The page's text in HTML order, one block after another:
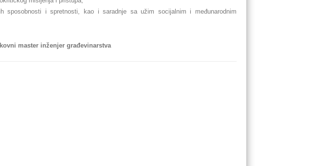
sposobnosti i spretnosti, kao i saradnje sa užim socijalnim i međunarodnim
master inženjer građevinarstva